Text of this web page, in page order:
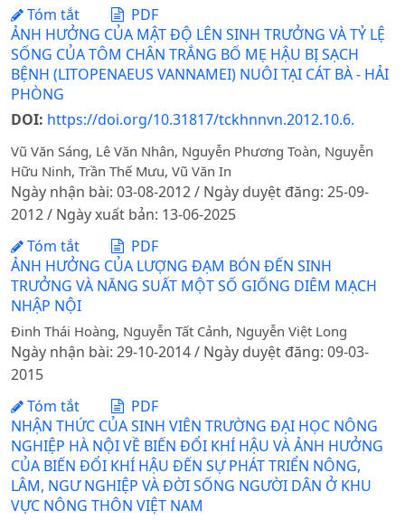
Tóm tắt
PDF
ẢNH HƯỞNG CỦA MẬT ĐỘ LÊN SINH TRƯỞNG VÀ TỶ LỆ
SỐNG CỦA TÔM CHÂN TRẮNG BỐ MẸ HẬU BỊ SẠCH
BỆNH (LITOPENAEUS VANNAMEI) NUÔI TẠI CÁT BÀ - HẢI
PHÒNG
DOI: https://doi.org/10.31817/tckhnnvn.2012.10.6.
Vũ Văn Sáng, Lê Văn Nhân, Nguyễn Phương Toàn, Nguyễn
Hữu Ninh, Trần Thế Mưu, Vũ Văn In
Ngày nhận bài: 03-08-2012 / Ngày duyệt đăng: 25-09-
2012 / Ngày xuất bản: 13-06-2025
Tóm tắt
PDF
ẢNH HƯỞNG CỦA LƯỢNG ĐẠM BÓN ĐẾN SINH
TRƯỞNG VÀ NĂNG SUẤT MỘT SỐ GIỐNG DIÊM MẠCH
NHẬP NỘI
Đinh Thái Hoàng, Nguyễn Tất Cảnh, Nguyễn Việt Long
Ngày nhận bài: 29-10-2014 / Ngày duyệt đăng: 09-03-
2015
Tóm tắt
PDF
NHẬN THỨC CỦA SINH VIÊN TRƯỜNG ĐẠI HỌC NÔNG
NGHIỆP HÀ NỘI VỀ BIẾN ĐỔI KHÍ HẬU VÀ ẢNH HƯỞNG
CỦA BIẾN ĐỔI KHÍ HẬU ĐẾN SỰ PHÁT TRIỂN NÔNG,
LÂM, NGƯ NGHIỆP VÀ ĐỜI SỐNG NGƯỜI DÂN Ở KHU
VỰC NÔNG THÔN VIỆT NAM